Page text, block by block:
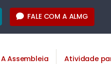
FALE COM A ALMG
A Assembleia Atividade